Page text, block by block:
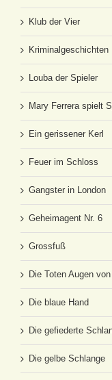
Klub der Vier
Kriminalgeschichten
Louba der Spieler
Mary Ferrera spielt
Ein gerissener Kerl
Feuer im Schloss
Gangster in London
Geheimagent Nr. 6
Grossfuß
Die Toten Augen
Die blaue Hand
Die gefiederte
Die gelbe Schlange